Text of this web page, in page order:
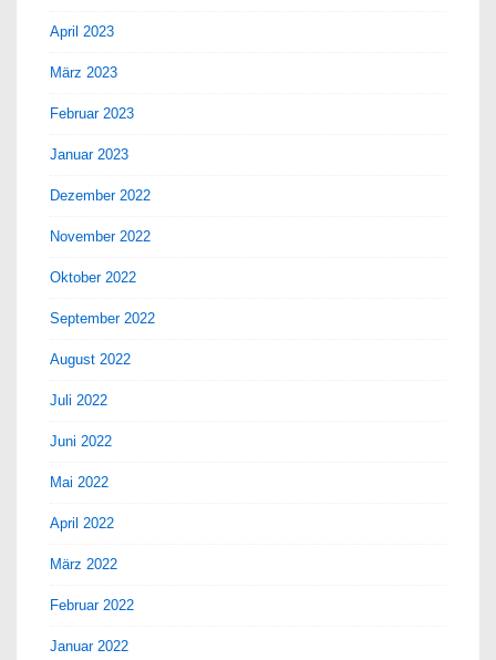
April 2023
März 2023
Februar 2023
Januar 2023
Dezember 2022
November 2022
Oktober 2022
September 2022
August 2022
Juli 2022
Juni 2022
Mai 2022
April 2022
März 2022
Februar 2022
Januar 2022